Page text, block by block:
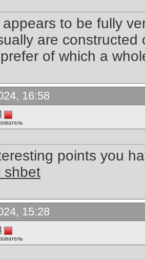
to be fully
are constructed
of which a
16:58
points you
shbet
15:28